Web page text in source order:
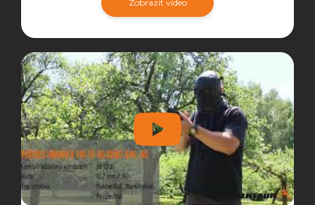
Zobrazit video